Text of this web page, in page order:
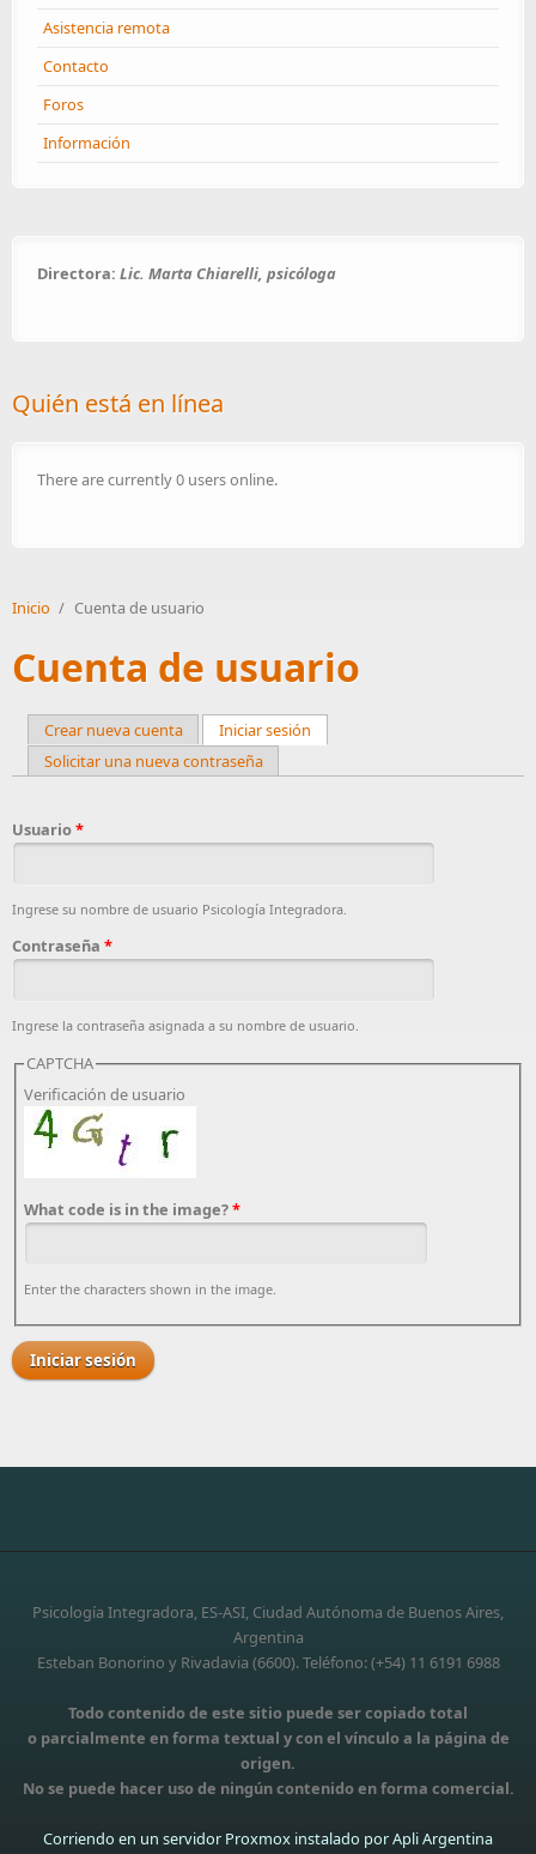
Asistencia remota
Contacto
Foros
Información
Directora: Lic. Marta Chiarelli, psicóloga
Quién está en línea
There are currently 0 users online.
Inicio / Cuenta de usuario
Cuenta de usuario
Primary tabs
Crear nueva cuenta Iniciar sesión
Solicitar una nueva contraseña
Usuario*
Ingrese su nombre de usuario Psicología Integradora.
Contraseña *
Ingrese la contraseña asignada a su nombre de usuario.
CAPTCHA
Verificación de usuario
What code is in the image?*
Enter the characters shown in the image.
Psicología Integradora, ES-ASI, Ciudad Autónoma de Buenos Aires,
Argentina
Esteban Bonorino y Rivadavia (6600). Teléfono: (+54) 11 6191 6988
Todo contenido de este sitio puede ser copiado total
o parcialmente en forma textual y con el vínculo a la página de
origen.
No se puede hacer uso de ningún contenido en forma comercial.
Corriendo en un servidor Proxmox instalado por Apli Argentina